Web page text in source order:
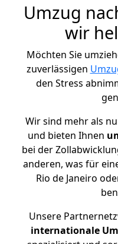
Umzug
wir
Möchten Sie
zuverlässigen
den Stress
Wir sind mehr als
und bieten Ihnen
bei der
anderen, was für
Rio de Janeiro
Unsere
internationale